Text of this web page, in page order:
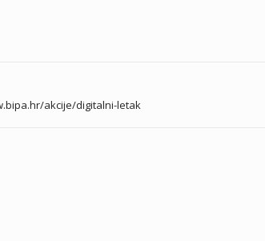
akcije/digitalni-letak